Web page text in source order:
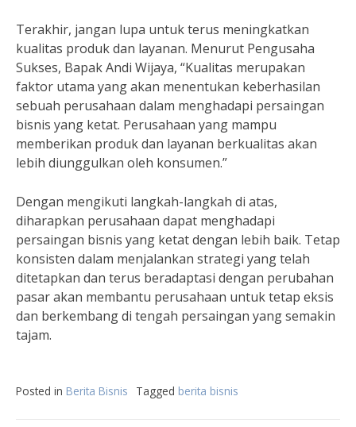
Terakhir, jangan lupa untuk terus meningkatkan
kualitas produk dan layanan. Menurut Pengusaha
Sukses, Bapak Andi Wijaya, “Kualitas merupakan
faktor utama yang akan menentukan keberhasilan
sebuah perusahaan dalam menghadapi persaingan
bisnis yang ketat. Perusahaan yang mampu
memberikan produk dan layanan berkualitas akan
lebih diunggulkan oleh konsumen.”
Dengan mengikuti langkah-langkah di atas,
diharapkan perusahaan dapat menghadapi
persaingan bisnis yang ketat dengan lebih baik. Tetap
konsisten dalam menjalankan strategi yang telah
ditetapkan dan terus beradaptasi dengan perubahan
pasar akan membantu perusahaan untuk tetap eksis
dan berkembang di tengah persaingan yang semakin
tajam.
Posted in Berita Bisnis Tagged berita bisnis